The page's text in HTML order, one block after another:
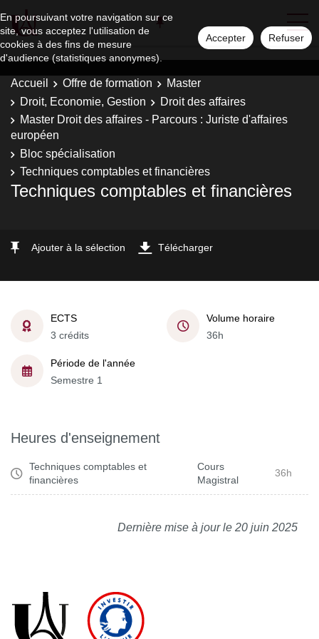
En poursuivant votre navigation sur ce
site, vous acceptez l'utilisation de
cookies à des fins de mesure
d'audience (statistiques anonymes).
Accepter Refuser
Accueil Offre de formation
Master
Droit, Economie, Gestion
Droit des affaires
Master Droit des affaires - Parcours : Juriste d'affaires
européen
Bloc spécialisation
Techniques comptables et financières
Techniques comptables et financières
Ajouter à la sélection Télécharger
ECTS
3 crédits
Volume horaire
36h
Période de l'année
Semestre 1
Heures d'enseignement
Techniques comptables et
financières
Cours
Magistral
36h
Dernière mise à jour le 20 juin 2025